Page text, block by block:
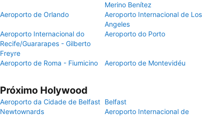
Merino Benítez
Aeroporto de Orlando
Aeroporto Internacional de Los
Angeles
Aeroporto Internacional do
Recife/Guararapes - Gilberto
Freyre
Aeroporto do Porto
Aeroporto de Roma - Fiumicino Aeroporto de Montevidéu
Próximo Holywood
Aeroporto da Cidade de Belfast Belfast
Newtownards
Aeroporto Internacional de